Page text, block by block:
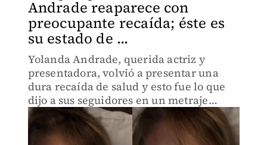
Andrade reaparece con
preocupante recaída; éste es
su estado de ...
Yolanda Andrade, querida actriz y
presentadora, volvió a presentar una
dura recaída de salud y esto fue lo que
dijo a sus seguidores en un metraje
totalmente devastador.